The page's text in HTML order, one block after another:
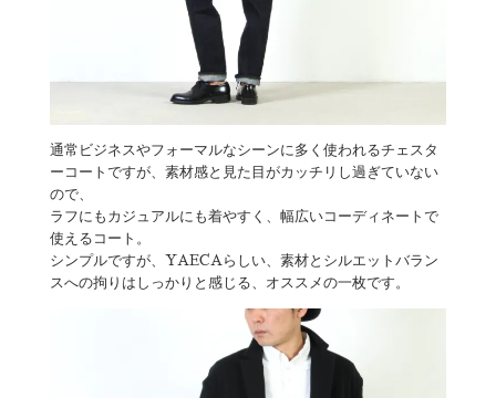
通常ビジネスやフォーマルなシーンに多く使われるチェスタ
ーコートですが、素材感と見た目がカッチリし過ぎていない
ので、
ラフにもカジュアルにも着やすく、幅広いコーディネートで
使えるコート。
シンプルですが、YAECAらしい、素材とシルエットバラン
スへの拘りはしっかりと感じる、オススメの一枚です。